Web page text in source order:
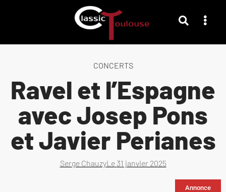
CONCERTS
Ravel et l’Espagne
avec Josep Pons
et Javier Perianes
Serge ChauzyLe 31 janvier 2025
Annonce